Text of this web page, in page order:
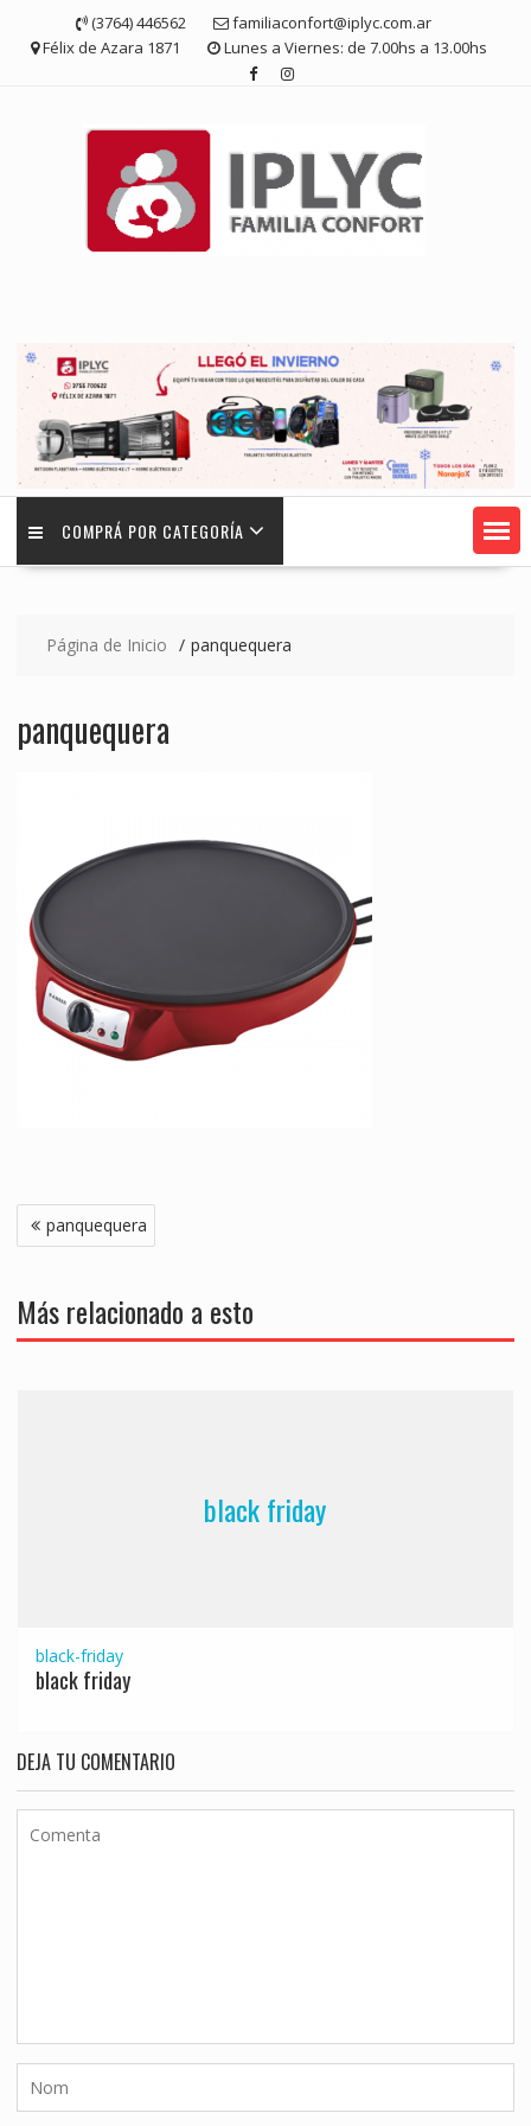
contenido
(3764) 446562
familiaconfort@iplyc.com.ar
Félix de Azara 1871
Lunes a Viernes: de 7.00hs a 13.00hs
COMPRÁ POR CATEGORÍA
Página de Inicio panquequera
panquequera
Navegación
de
panquequera
Más relacionado a esto
black friday
black-friday
black friday
DEJA TU COMENTARIO